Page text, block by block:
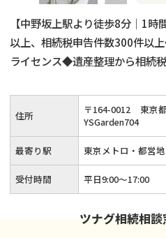
【中野坂上駅より徒歩8分｜1
以上、相続税申告件数300件以
ライセンス◆遺産整理から相続
可能◆20年以上の実務経験があ
持ちに寄り添って親切・丁寧に
住所 〒164-0012
東京
YSGarden704
最寄り駅 東京メトロ・都営
受付時間 平日9:00〜17:00
ツナグ相続相